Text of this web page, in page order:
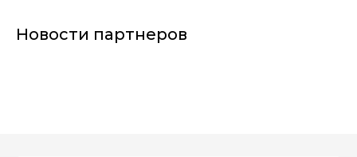
Новости партнеров